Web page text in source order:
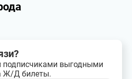
выгодными
Ж/Д билеты.